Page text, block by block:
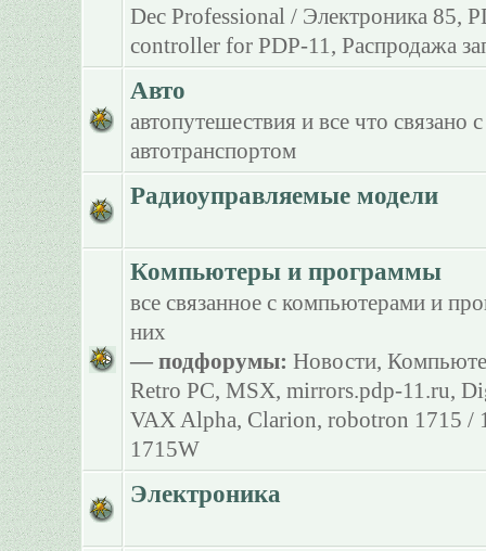
Dec Professional / Электроника 85,
controller for PDP-11 , Распродажа
Авто
автопутешествия и все что связано с
автотранспортом
Радиоуправляемые модели
Компьютеры и программы
все связанное с компьютерами и
них
— подфорумы: Новости,
Retro PC, MSX, mirrors.pdp-11.ru,
VAX Alpha, Clarion, robotron 1715 /
1715W
Электроника